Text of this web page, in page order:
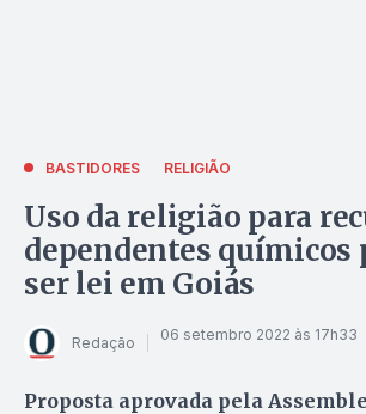
BASTIDORES RELIGIÃO
Uso da religião para
dependentes químicos
ser lei em Goiás
Redação 06 setembro 2022 às 17h33
Proposta aprovada pela